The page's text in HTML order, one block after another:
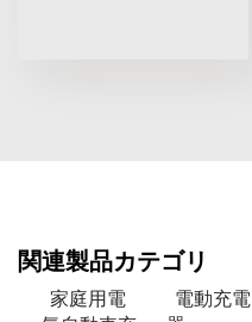
関連製品カテゴリ
家庭用電
電動充電